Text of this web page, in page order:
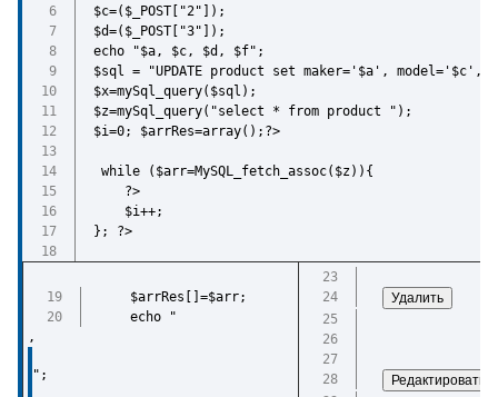
$c=($_POST["2"]);
$d=($_POST["3"]);
echo "$a, $c, $d, $f";
$sql = "UPDATE product set maker='$a',
$x=mySql_query($sql);
$z=mySql_query("select * from product ");
$i=0; $arrRes=array();?>
while ($arr=MySQL_fetch_assoc($z)){
    ?>
    $i++;
}; ?>
    $arrRes[]=$arr;
    echo "
,
";